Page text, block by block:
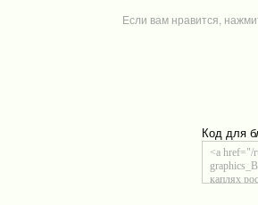
Если вам нравится,
Код для